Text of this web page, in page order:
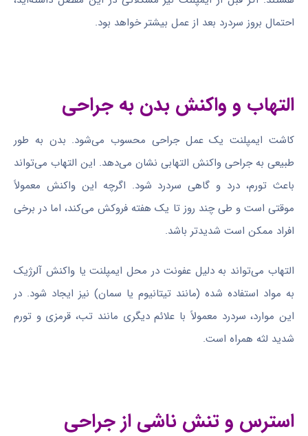
احتمال بروز سردرد بعد از عمل بیشتر خواهد بود.
التهاب و واکنش بدن به جراحی
کاشت ایمپلنت یک عمل جراحی محسوب می‌شود. بدن به طور
طبیعی به جراحی واکنش التهابی نشان می‌دهد. این التهاب می‌تواند
باعث تورم، درد و گاهی سردرد شود. اگرچه این واکنش معمولاً
موقتی است و طی چند روز تا یک هفته فروکش می‌کند، اما در برخی
افراد ممکن است شدیدتر باشد.
التهاب می‌تواند به دلیل عفونت در محل ایمپلنت یا واکنش آلرژیک
به مواد استفاده شده (مانند تیتانیوم یا سمان) نیز ایجاد شود. در
این موارد، سردرد معمولاً با علائم دیگری مانند تب، قرمزی و تورم
شدید لثه همراه است.
استرس و تنش ناشی از جراحی